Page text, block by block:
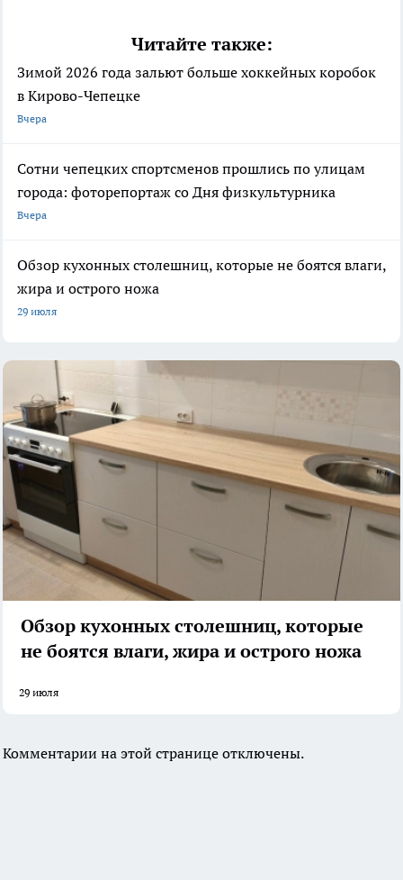
Читайте также:
Зимой 2026 года зальют больше хоккейных коробок
в Кирово-Чепецке
Вчера
Сотни чепецких спортсменов прошлись по улицам
города: фоторепортаж со Дня физкультурника
Вчера
Обзор кухонных столешниц, которые не боятся влаги,
жира и острого ножа
29 июля
Обзор кухонных столешниц, которые
не боятся влаги, жира и острого ножа
29 июля
Комментарии на этой странице отключены.